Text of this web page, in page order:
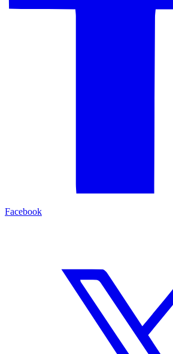
Facebook